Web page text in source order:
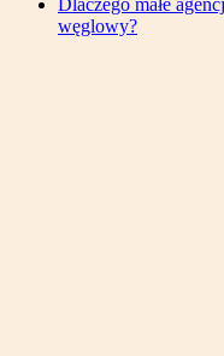
Dlaczego małe
węglowy?